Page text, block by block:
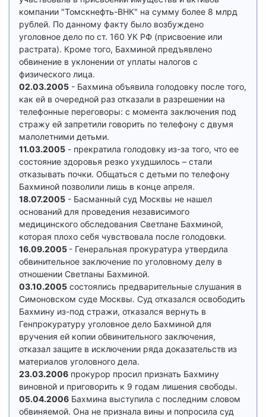
компании "Томскнефть-ВНК" на сумму более 8 млрд
рублей. По данному факту было возбуждено
уголовное дело по ст. 160 УК РФ (присвоение или
растрата). Кроме того, Бахминой предъявлено
обвинение в уклонении от уплаты налогов с
физического лица.
02.03.2005 - Бахмина объявила голодовку после того,
как ей в очередной раз отказали в разрешении на
телефонные переговоры: с момента заключения под
стражу ей запретили говорить по телефону с двумя
малолетними детьми.
11.03.2005 - прекратила голодовку из-за того, что ее
состояние здоровья резко ухудшилось – стали
отказывать почки. Общаться с детьми по телефону
Бахминой позволили лишь в конце апреля.
18.07.2005 - Басманный суд Москвы не нашел
оснований для проведения независимого
медицинского обследования Светлане Бахминой,
которая плохо себя чувствовала после голодовки.
16.09.2005 - Генеральная прокуратура утвердила
обвинительное заключение по уголовному делу в
отношении Светланы Бахминой.
03.10.2005 состоялись предварительные слушания в
Симоновском суде Москвы. Суд отказался освободить
Бахмину из-под стражи, отказался вернуть в
Генпрокуратуру уголовное дело Бахминой для
вручения ей копии обвинительного заключения,
отказал защите в исключении ряда доказательств из
материалов уголовного дела.
23.03.2006 прокурор просил признать Бахмину
виновной и приговорить к 9 годам лишения свободы.
05.04.2006 Бахмина выступила с последним словом
обвиняемой. Она не признала вины и попросила суд